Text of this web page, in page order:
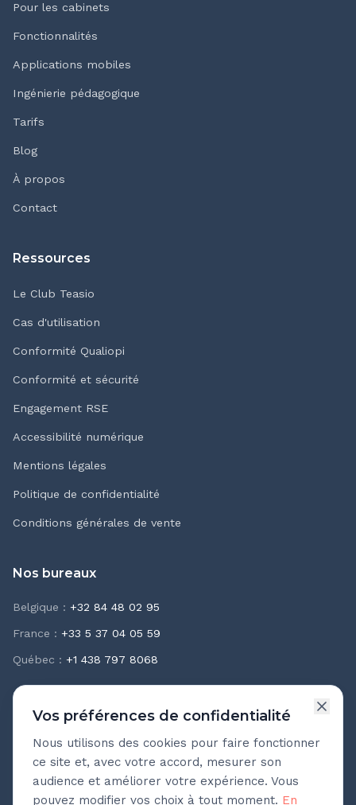
Pour les cabinets
Fonctionnalités
Applications mobiles
Ingénierie pédagogique
Tarifs
Blog
À propos
Contact
Ressources
Le Club Teasio
Cas d'utilisation
Conformité Qualiopi
Conformité et sécurité
Engagement RSE
Accessibilité numérique
Mentions légales
Politique de confidentialité
Conditions générales de vente
Nos bureaux
Belgique : +32 84 48 02 95
France : +33 5 37 04 05 59
Québec : +1 438 797 8068
Newsletter Teasio
Recevez chaque mois nos meilleures pratiques
d'accompagnement.
Vos préférences de confidentialité
Nous utilisons des cookies pour faire fonctionner
ce site et, avec votre accord, mesurer son
audience et améliorer votre expérience. Vous
pouvez modifier vos choix à tout moment. En